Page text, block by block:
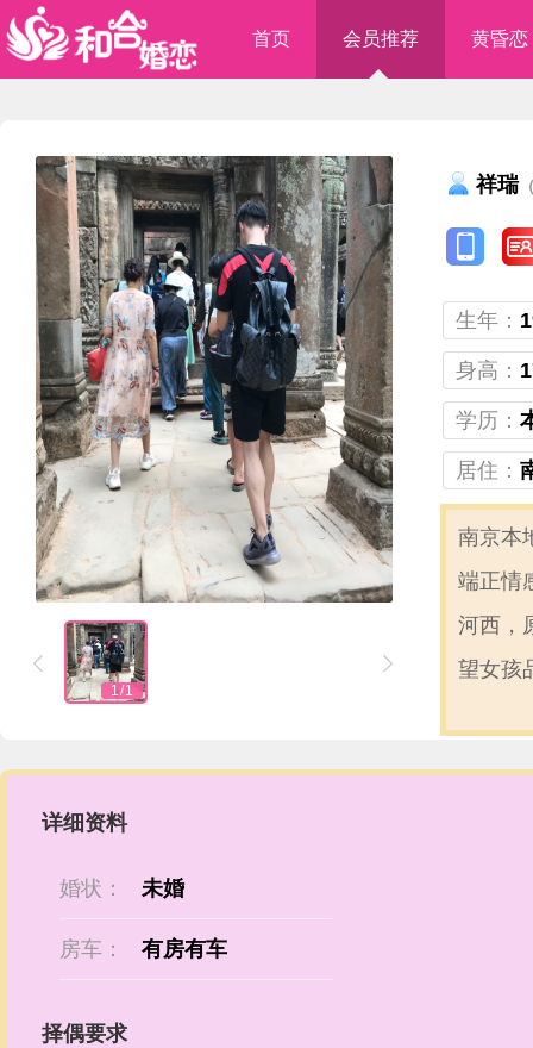
首页 会员推荐 黄昏恋

1/1

祥瑞
生年：
身高：
学历：
居住：
南京本
端正情
河西，
望女孩
详细资料
婚状： 未婚
房车： 有房有车
择偶要求